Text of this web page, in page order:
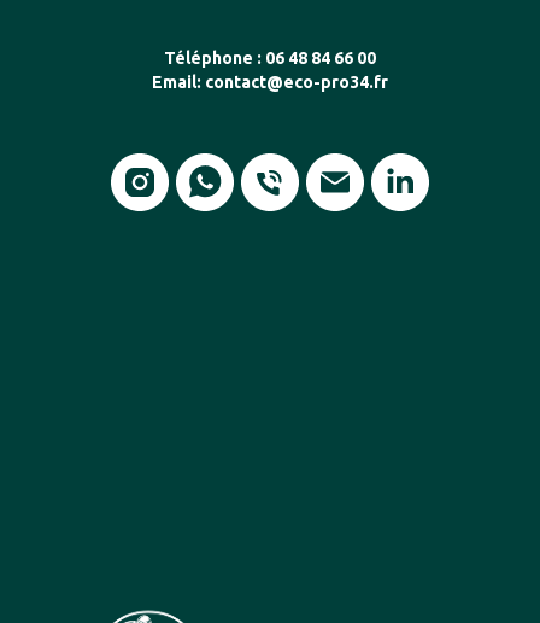
Téléphone : 06 48 84 66 00
Email: contact@eco-pro34.fr